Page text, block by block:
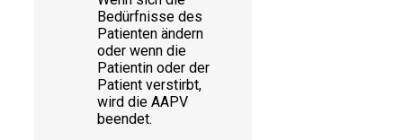
Bedürfnisse des
Patienten ändern
oder wenn die
Patientin oder der
Patient verstirbt,
wird die AAPV
beendet.